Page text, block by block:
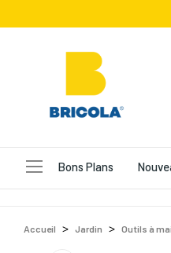
Bons Plans
Accueil Jardin Outils à